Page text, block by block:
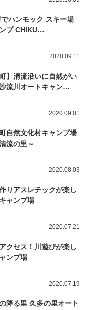
でハンモック スキー場
プ CHIKU…
2020.09.11
】清流沿いに自然がい
流川オートキャン…
2020.09.01
自然文化村キャンプ場
流の里～
2020.08.03
りアスレチックが楽し
ャンプ場
2020.07.21
クセス！川遊びが楽し
ンプ場
2020.07.19
降る里 久多の里オート